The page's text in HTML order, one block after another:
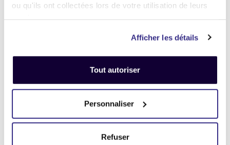
ou qu'ils ont collectées lors de votre utilisation de leurs
Afficher les détails
Tout autoriser
Personnaliser
Refuser
.
Afin de bénéficier du meilleur prix,
en votre possession :
Boîte, chargeur, câbles, souris,
clavier, facture etc.
Veillez à bienprotéger vos appareils
avant l'envoi — nous en prendrons